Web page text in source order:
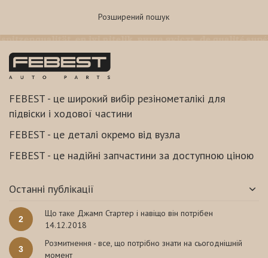
Розширений пошук
FEBEST - це широкий вибір резінометалікі для
підвіски і ходової частини
FEBEST - це деталі окремо від вузла
FEBEST - це надійні запчастини за доступною ціною
Останні публікації
2
Що таке Джамп Стартер і навіщо він потрібен
14.12.2018
3
Розмитнення - все, що потрібно знати на сьогоднішній
момент